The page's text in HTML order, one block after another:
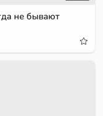
не бывают